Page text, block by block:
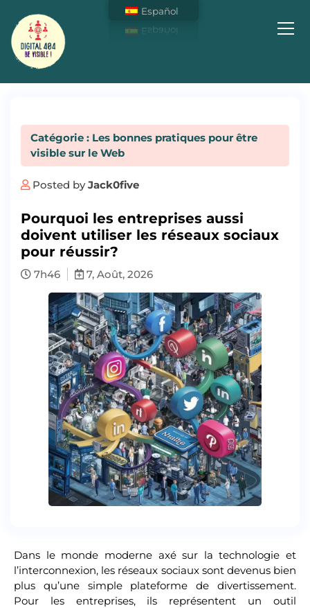
Catégorie : Les bonnes pratiques pour être
visible sur le Web
Posted byJack0five
Pourquoi les entreprises aussi
doivent utiliser les réseaux sociaux
pour réussir?
7h46 7, Août, 2026
Dans le monde moderne axé sur la technologie et
l’interconnexion, les réseaux sociaux sont devenus bien
plus qu’une simple plateforme de divertissement.
Pour les entreprises, ils représentent un outil
Español